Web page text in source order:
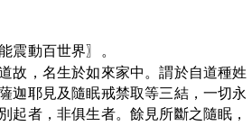
震動百世界〗
。
故，名生於如來家中。謂於自道種姓
迦耶見及隨眠戒禁取等三結，一切永
起者，非俱生者。餘見所斷之隨眠，